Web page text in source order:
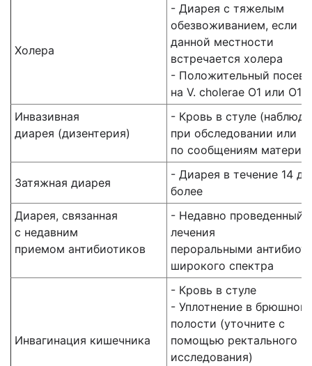
Холера
- Диарея с тяжелым
обезвоживанием, если в
данной местности
встречается холера
- Положительный посев
на V. cholerae О1 или
Инвазивная
диарея (дизентерия)
- Кровь в стуле
при обследовании или
по сообщениям матери)
Затяжная диарея
- Диарея в течение 14
более
Диарея, связанная
с недавним
приемом антибиотиков
- Недавно проведенный
лечения
пероральными
широкого спектра
Инвагинация кишечника
- Кровь в стуле
- Уплотнение в брюшной
полости (уточните с
помощью ректального
исследования)